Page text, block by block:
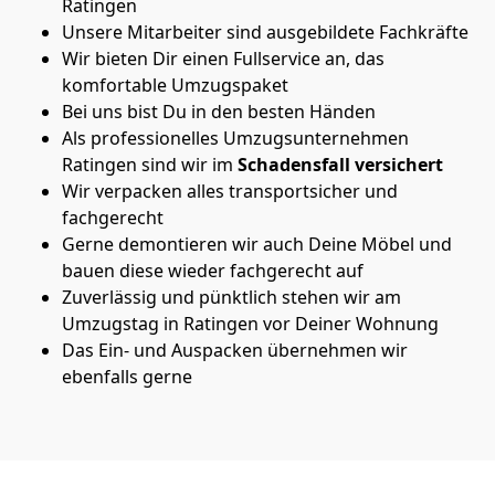
Ratingen
Unsere Mitarbeiter sind ausgebildete Fachkräfte
Wir bieten Dir einen Fullservice an, das
komfortable Umzugspaket
Bei uns bist Du in den besten Händen
Als professionelles Umzugsunternehmen
Ratingen sind wir im Schadensfall versichert
Wir verpacken alles transportsicher und
fachgerecht
Gerne demontieren wir auch Deine Möbel und
bauen diese wieder fachgerecht auf
Zuverlässig und pünktlich stehen wir am
Umzugstag in Ratingen vor Deiner Wohnung
Das Ein- und Auspacken übernehmen wir
ebenfalls gerne